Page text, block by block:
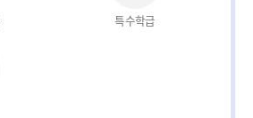
특수학급